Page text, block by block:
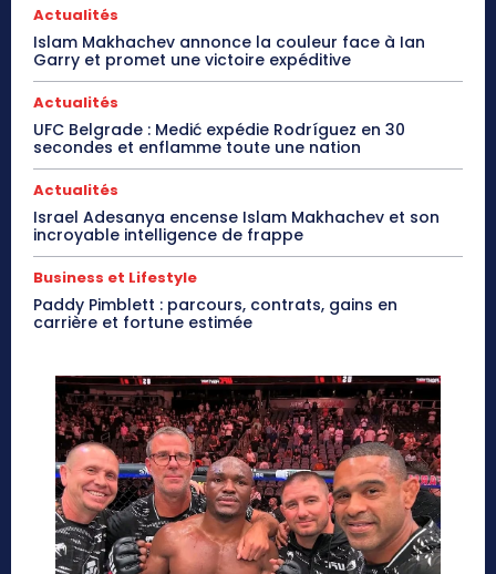
Actualités
Islam Makhachev annonce la couleur face à Ian
Garry et promet une victoire expéditive
Actualités
UFC Belgrade : Medić expédie Rodríguez en 30
secondes et enflamme toute une nation
Actualités
Israel Adesanya encense Islam Makhachev et son
incroyable intelligence de frappe
Business et Lifestyle
Paddy Pimblett : parcours, contrats, gains en
carrière et fortune estimée